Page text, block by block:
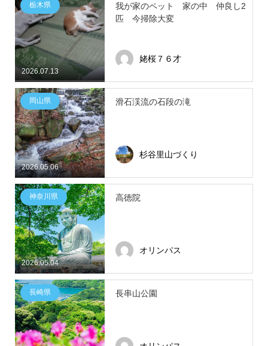
2026.07.13
栃木県
我が家のペット 家の中 仲良し2
匹 今掃除大変
姥桜７６才
2026.05.06
岡山県 滑石渓流の石段の滝
杉谷里山づくり
2026.05.04
神奈川県 高徳院
オリンパス
長崎県 長串山公園